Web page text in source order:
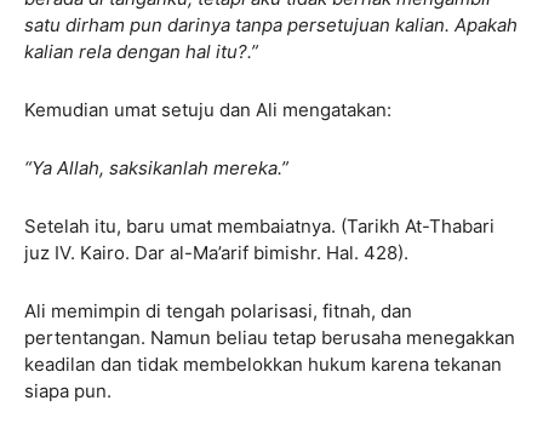
satu dirham pun darinya tanpa persetujuan kalian. Apakah
kalian rela dengan hal itu?.”
Kemudian umat setuju dan Ali mengatakan:
“Ya Allah, saksikanlah mereka.”
Setelah itu, baru umat membaiatnya. (Tarikh At-Thabari
juz IV. Kairo. Dar al-Ma’arif bimishr. Hal. 428).
Ali memimpin di tengah polarisasi, fitnah, dan
pertentangan. Namun beliau tetap berusaha menegakkan
keadilan dan tidak membelokkan hukum karena tekanan
siapa pun.